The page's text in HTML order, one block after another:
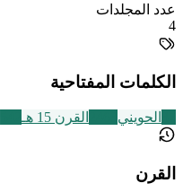
عدد المجلدات
4
الكلمات المفتاحية
الحويني القرن 15 هـ
القرن